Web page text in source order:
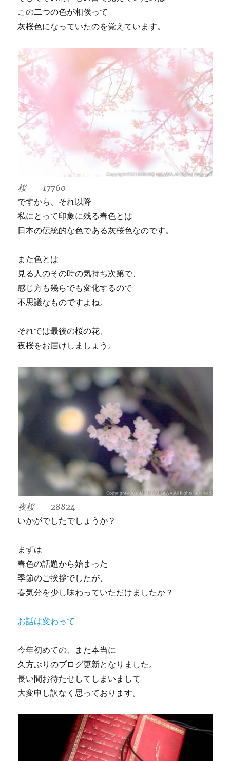
この二つの色が相俟って
灰桜色になっていたのを覚えています。
桜 17760
ですから、それ以降
私にとって印象に残る春色とは
日本の伝統的な色である灰桜色なのです。
また色とは
見る人のその時の気持ち次第で、
感じ方も幾らでも変化するので
不思議なものですよね。
それでは最後の桜の花、
夜桜をお届けしましょう。
夜桜 28824
いかがでしたでしょうか？
まずは
春色の話題から始まった
季節のご挨拶でしたが、
春気分を少し味わっていただけましたか？
お話は変わって
今年初めての、また本当に
久方ぶりのブログ更新となりました。
長い間お待たせしてしまいまして
大変申し訳なく思っております。